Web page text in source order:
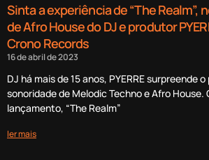
Sinta a experiência de “The Realm”,
de Afro House do DJ e produtor
Crono Records
16 de abril de 2023
DJ há mais de 15 anos, PYERRE surpreende
sonoridade de Melodic Techno e Afro House.
lançamento, “The Realm”
ler mais